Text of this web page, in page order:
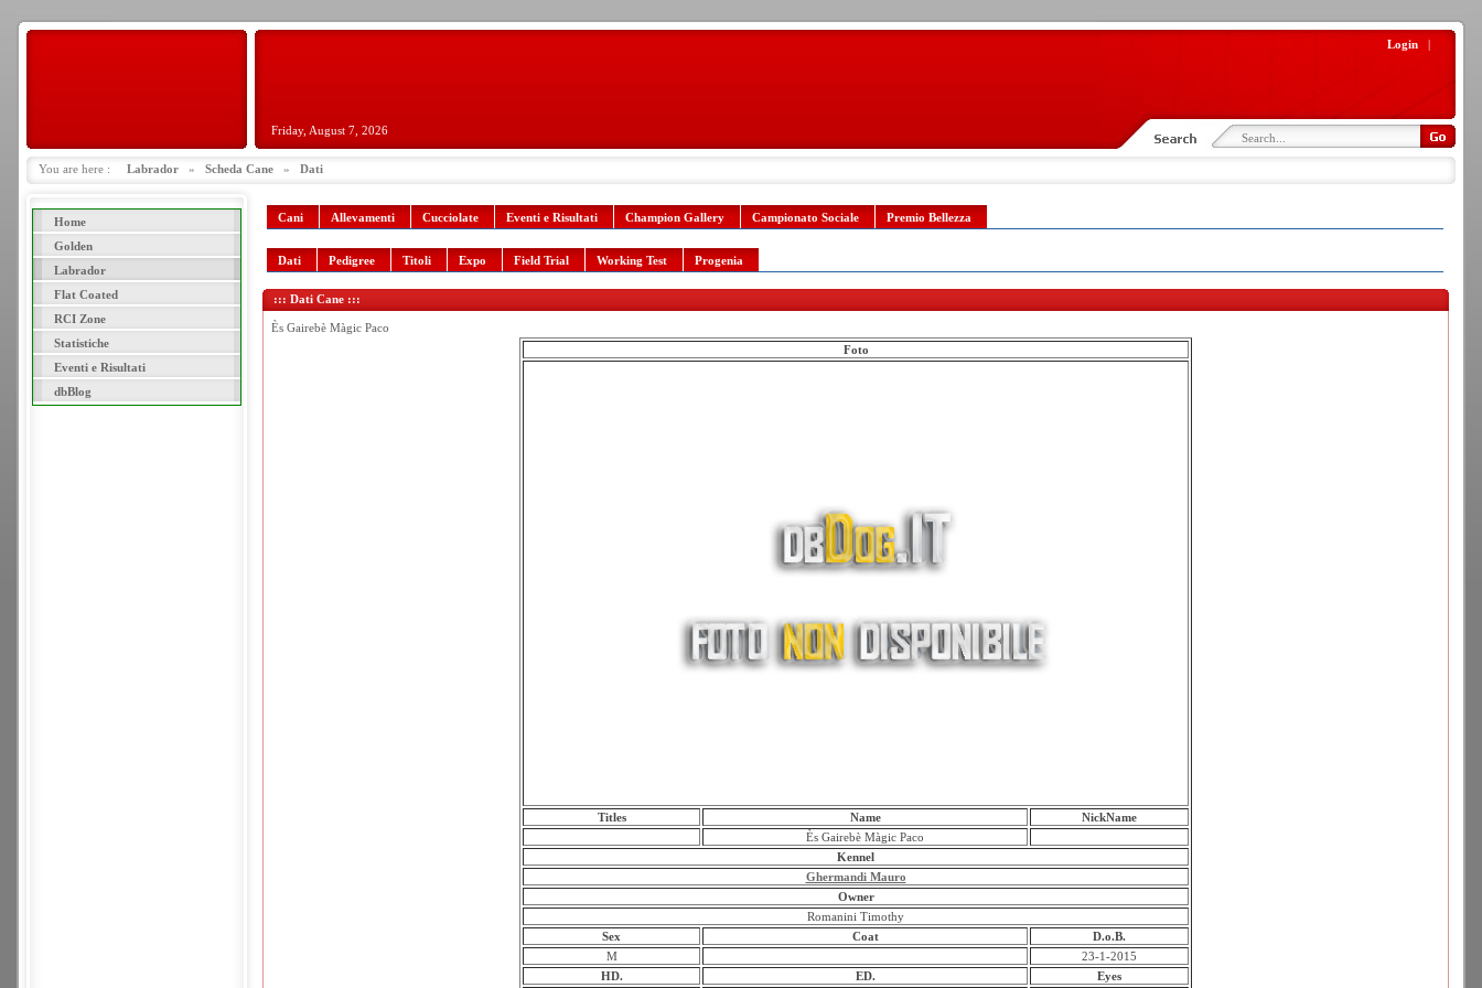
Login |
Friday, August 7, 2026
You are here : Labrador » Scheda Cane » Dati
Home
Golden
Labrador
Flat Coated
RCI Zone
Statistiche
Eventi e Risultati
dbBlog
Cani Allevamenti Cucciolate Eventi e Risultati Champion Gallery Campionato Sociale Premio Bellezza
Dati Pedigree Titoli Expo Field Trial Working Test Progenia
::: Dati Cane :::
Ès Gairebè Màgic Paco
Foto
Titles Name
NickName
Ès Gairebè Màgic Paco
Kennel
Ghermandi Mauro
Owner
Romanini Timothy
Sex
Coat
D.o.B.
M
23-1-2015
HD.
ED. Eyes